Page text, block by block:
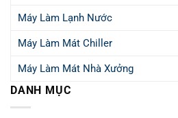
Máy Làm Lạnh Nước
Máy Làm Mát Chiller
Máy Làm Mát Nhà Xưởng
DANH MỤC